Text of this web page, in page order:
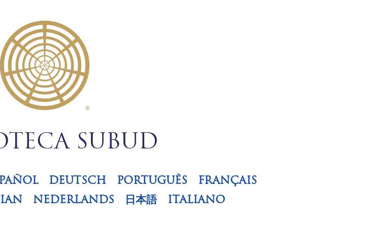
SUBUD
DEUTSCH PORTUGUÊS
FRANÇAIS
NEDERLANDS 日本語 ITALIANO